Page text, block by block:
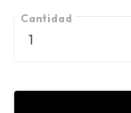
Cantidad